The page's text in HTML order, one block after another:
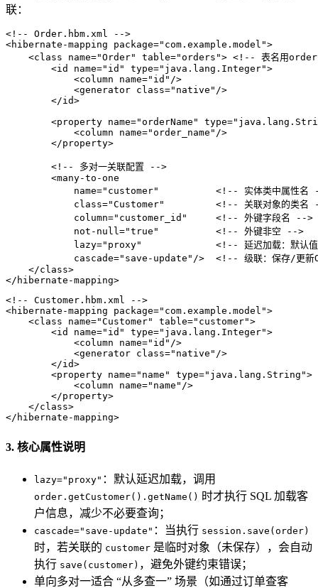
联：
<!-- Order.hbm.xml -->
<hibernate-mapping package="com.example.model">
<class name="Order" table="orders"> <!-- 表名用orders
<id name="id" type="java.lang.Integer">
<column name="id" />
<generator class="native" />
</id>
<property name="orderName" type=
<column name="order_name" />
</property>
<!-- 多对一关联配置 -->
<many-to-one
name="customer"
          <!
-- 实体类中属性名
            class="Customer"
<!-- 关联对象的类名
            column="customer_id"
<!-- 外键字段名 -->
            not-null="true"
<!-- 外键非空 -->
            lazy="proxy"
<!-- 延迟加载：默认
            cascade="save-update"/>
<!-- 级联：保存/更新
</class>
</ hibernate-mapping>
<!-- Customer.hbm.xml -->
<hibernate-mapping package="com.example.model">
<class name="Customer" table="customer">
<id name="id" type="java.lang.Integer">
<column name="id" />
<generator class="native" />
</id>
<property name="name" type="java.lang.String">
<column name="name" />
</property>
</class>
</ hibernate-mapping>
3. 核心属性说明
lazy="proxy" ：默认延迟加载，调用
order.getCustomer().getName() 时才执行 SQL 加载客
户信息，减少不必要查询；
cascade="save-update" ：当执行 session.save(order)
时，若关联的 customer 是临时对象（未保存），会自动
执行 save(customer) ，避免外键约束错误；
单向多对一适合 “从多查一” 场景（如通过订单查客